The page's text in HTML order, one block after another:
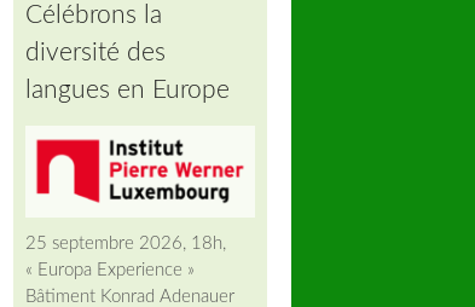
Célébrons la
diversité des
langues en Europe
25 septembre 2026, 18h,
« Europa Experience »
Bâtiment Konrad Adenauer